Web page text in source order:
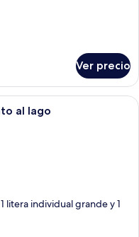
Ver precio
sala de estar con chimenea de
al lago
litera individual grande y 1